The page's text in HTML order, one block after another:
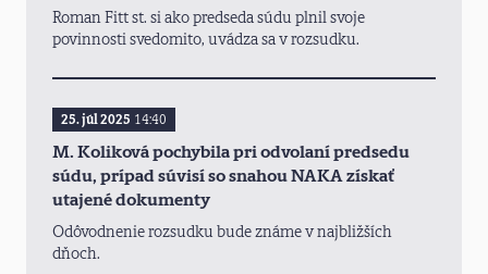
Roman Fitt st. si ako predseda súdu plnil svoje
povinnosti svedomito, uvádza sa v rozsudku.
25. júl 2025 14:40
M. Koliková pochybila pri odvolaní predsedu
súdu, prípad súvisí so snahou NAKA získať
utajené dokumenty
Odôvodnenie rozsudku bude známe v najbližších
dňoch.